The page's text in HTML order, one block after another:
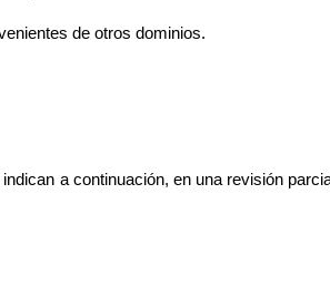
de otros dominios.
a continuación, en una revisión